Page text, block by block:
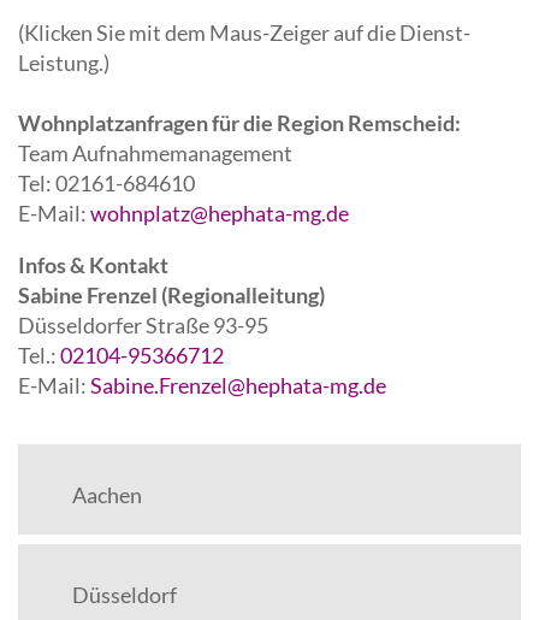
(Klicken Sie mit dem Maus-Zeiger auf die Dienst-
Leistung.)
Wohnplatzanfragen für die Region Remscheid:
Team Aufnahmemanagement
Tel: 02161-684610
E-Mail:wohnplatz@hephata-mg.de
Infos & Kontakt
Sabine Frenzel (Regionalleitung)
Düsseldorfer Straße 93-95
Tel.:02104-95366712
E-Mail:Sabine.Frenzel@hephata-mg.de
Aachen
Düsseldorf